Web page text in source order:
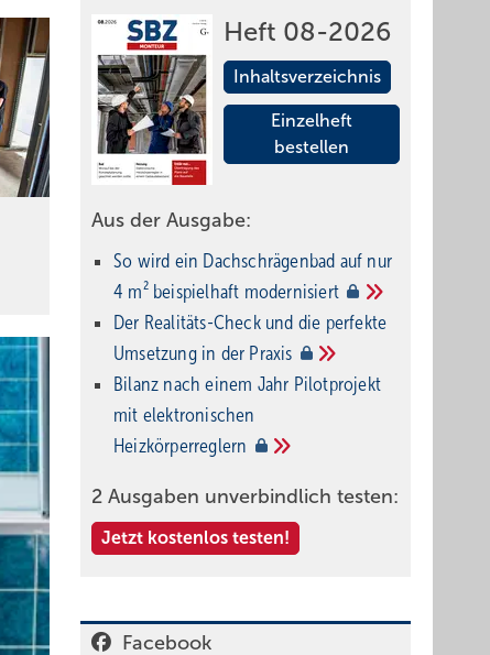
Heft 08-2026
Inhaltsverzeichnis
Einzelheft
bestellen
Aus der Ausgabe:
So wird ein Dach­schrägenbad auf nur
4 m² beispielhaft modernisiert
Der Realitäts-Check und die perfekte
Umsetzung in der Praxis
Bilanz nach einem Jahr Pilotprojekt
mit elektronischen
Heizkörperreglern
2 Ausgaben unverbindlich testen:
Jetzt kostenlos testen!
Facebook